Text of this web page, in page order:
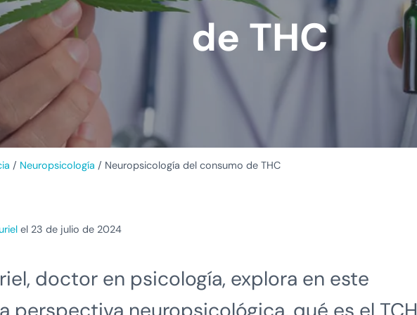
de THC
/ Neuropsicología / Neuropsicología del consumo de THC
el 23 de julio de 2024
doctor en psicología, explora en este